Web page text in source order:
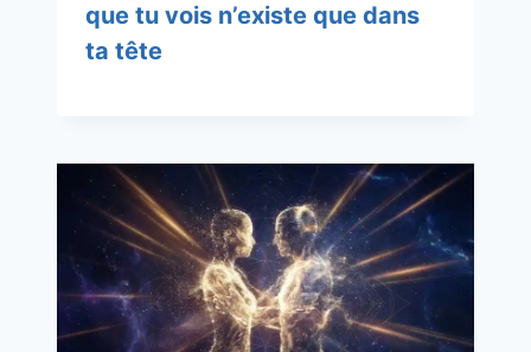
que tu vois n’existe que dans
ta tête